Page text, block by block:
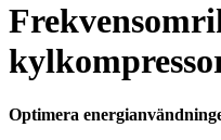
Optimera